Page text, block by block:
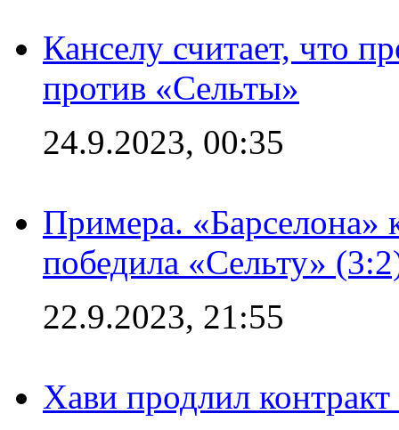
Канселу считает, что
против «Сельты»
24.9.2023, 00:35
Примера. «Барселона»
победила «Сельту»
22.9.2023, 21:55
Хави продлил